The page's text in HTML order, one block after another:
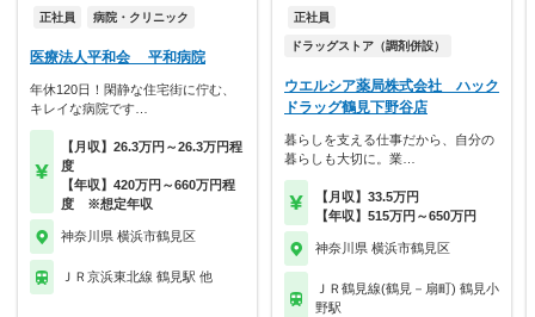
正社員 病院・クリニック
医療法人平和会 平和病院
年休120日！閑静な住宅街に佇む、
キレイな病院です…
【月収】26.3万円～26.3万円程
度
【年収】420万円～660万円程
度 ※想定年収
神奈川県 横浜市鶴見区
ＪＲ京浜東北線 鶴見駅 他
正社員
ドラッグストア（調剤併設）
ウエルシア薬局株式会社 ハック
ドラッグ鶴見下野谷店
暮らしを支える仕事だから、自分の
暮らしも大切に。業…
【月収】33.5万円
【年収】515万円～650万円
神奈川県 横浜市鶴見区
ＪＲ鶴見線(鶴見－扇町) 鶴見小
野駅